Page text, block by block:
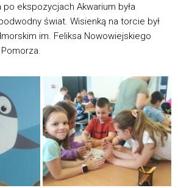
ekspozycjach Akwarium była
świat. Wisienką na torcie był
im. Feliksa Nowowiejskiego